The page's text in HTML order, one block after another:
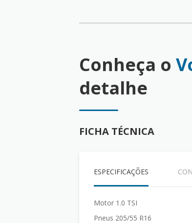
Conheça o
detalhe
FICHA TÉCNICA
ESPECIFICAÇÕES
Motor 1.0 TSI
Pneus 205/55 R16